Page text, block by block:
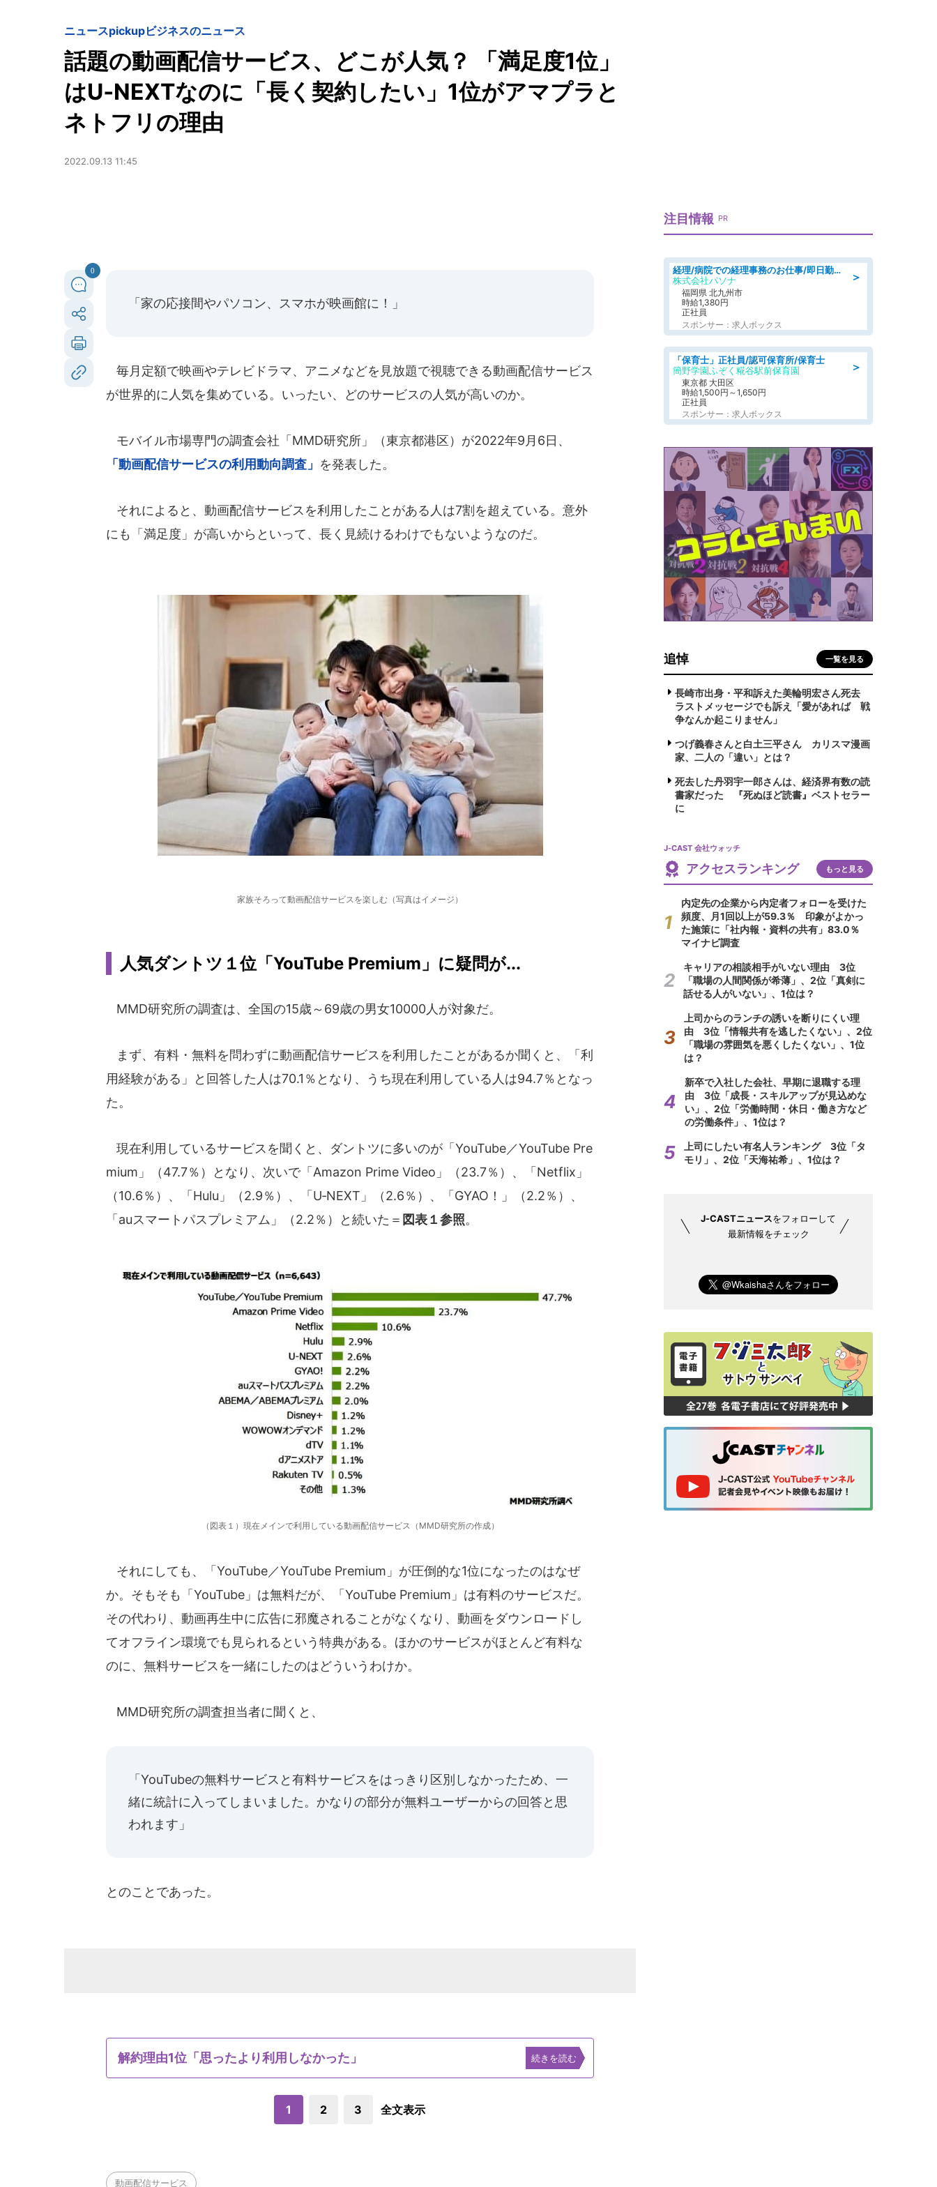
ニュースpickupビジネスのニュース
話題の動画配信サービス、どこが人気？ 「満足度1位」
はU‐NEXTなのに「長く契約したい」1位がアマプラと
ネトフリの理由
2022.09.13 11:45
0
「家の応接間やパソコン、スマホが映画館に！」
毎月定額で映画やテレビドラマ、アニメなどを見放題で視聴できる動画配信サービス
が世界的に人気を集めている。いったい、どのサービスの人気が高いのか。
モバイル市場専門の調査会社「MMD研究所」（東京都港区）が2022年9月6日、
「動画配信サービスの利用動向調査」 を発表した。
それによると、動画配信サービスを利用したことがある人は7割を超えている。意外
にも「満足度」が高いからといって、長く見続けるわけでもないようなのだ。
家族そろって動画配信サービスを楽しむ（写真はイメージ）
人気ダントツ１位「YouTube Premium」に疑問が...
MMD研究所の調査は、全国の15歳～69歳の男女10000人が対象だ。
まず、有料・無料を問わずに動画配信サービスを利用したことがあるか聞くと、「利
用経験がある」と回答した人は70.1％となり、うち現在利用している人は94.7％となっ
た。
現在利用しているサービスを聞くと、ダントツに多いのが「YouTube／YouTube Pre
mium」（47.7％）となり、次いで「Amazon Prime Video」（23.7％）、「Netflix」
（10.6％）、「Hulu」（2.9％）、「U‐NEXT」（2.6％）、「GYAO！」（2.2％）、
「auスマートパスプレミアム」（2.2％）と続いた＝ 図表１参照。
（図表１）現在メインで利用している動画配信サービス（MMD研究所の作成）
それにしても、「YouTube／YouTube Premium」が圧倒的な1位になったのはなぜ
か。そもそも「YouTube」は無料だが、「YouTube Premium」は有料のサービスだ。
その代わり、動画再生中に広告に邪魔されることがなくなり、動画をダウンロードし
てオフライン環境でも見られるという特典がある。ほかのサービスがほとんど有料な
のに、無料サービスを一緒にしたのはどういうわけか。
MMD研究所の調査担当者に聞くと、
「YouTubeの無料サービスと有料サービスをはっきり区別しなかったため、一
緒に統計に入ってしまいました。かなりの部分が無料ユーザーからの回答と思
われます」
とのことであった。
解約理由1位「思ったより利用しなかった」 続きを読む
1 2 3 全文表示
動画配信サービス
注目情報 PR
＞
経理/病院での経理事務のお仕事/即日勤務可/車通勤可/経理/一般事務
株式会社パソナ
福岡県 北九州市
時給1,380円
正社員
スポンサー：求人ボックス
＞
「保育士」正社員/認可保育所/保育士
簡野学園ふぞく糀谷駅前保育園
東京都 大田区
時給1,500円～1,650円
正社員
スポンサー：求人ボックス
追悼 一覧を見る
長崎市出身・平和訴えた美輪明宏さん死去
ラストメッセージでも訴え「愛があれば 戦
争なんか起こりません」
つげ義春さんと白土三平さん カリスマ漫画
家、二人の「違い」とは？
死去した丹羽宇一郎さんは、経済界有数の読
書家だった 『死ぬほど読書』ベストセラー
に
J-CAST 会社ウォッチ
アクセスランキング もっと見る
内定先の企業から内定者フォローを受けた
頻度、月1回以上が59.3％ 印象がよかっ
た施策に「社内報・資料の共有」83.0％
マイナビ調査
キャリアの相談相手がいない理由 3位
「職場の人間関係が希薄」、2位「真剣に
話せる人がいない」、1位は？
上司からのランチの誘いを断りにくい理
由 3位「情報共有を逃したくない」、2位
「職場の雰囲気を悪くしたくない」、1位
は？
新卒で入社した会社、早期に退職する理
由 3位「成長・スキルアップが見込めな
い」、2位「労働時間・休日・働き方など
の労働条件」、1位は？
上司にしたい有名人ランキング 3位「タ
モリ」、2位「天海祐希」、1位は？
J-CASTニュースをフォローして
最新情報をチェック